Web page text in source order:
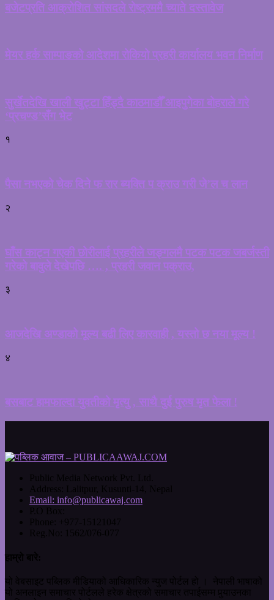
बजेटप्रति आक्रोशित सांसदले रोष्ट्रममै च्याते दस्तावेज
मेयर हर्क साम्पाङको आदेशमा रोकियो प्रहरी कार्यालय भवन निर्माण
सुर्खेतदेखि खाली खुट्टा हिँड्दै काठमाडौँ आइपुगेका बोहराले गरे
‘प्रचण्ड’सँग भेट
१
पैसा नभएको चेक दिने फ रार ब्यक्ति प क्राउ गरी जे’ल च लान
२
घाँस काट्न गएकी छोरीलाई प्रहरीले जङ्गलमै पटक पटक जबर्जस्ती
गरेको बावुले देखेपछि …. , प्रहरी जवान पक्राउ,
३
आजदेखि अण्डाको मूल्य बढी लिए कारवाही , यस्तो छ नया मूल्य !
४
बसबाट हामफाल्दा युवतीको मृत्यु , साथै दुई पुरुष मृत फेला !
Email: info@publicawaj.com